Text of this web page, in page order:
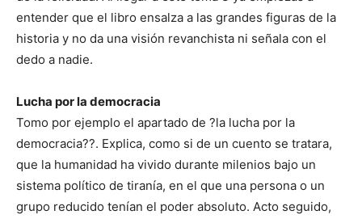
entender que el libro ensalza a las grandes figuras de la
historia y no da una visión revanchista ni señala con el
dedo a nadie.
Lucha por la democracia
Tomo por ejemplo el apartado de ?la lucha por la
democracia??. Explica, como si de un cuento se tratara,
que la humanidad ha vivido durante milenios bajo un
sistema político de tiranía, en el que una persona o un
grupo reducido tenían el poder absoluto. Acto seguido,